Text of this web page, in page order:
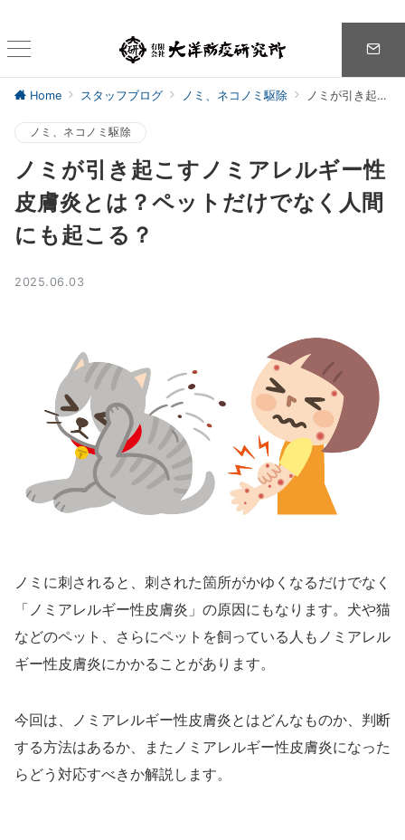
Home スタッフブログ ノミ、ネコノミ駆除 ノミが引き起こすノミアレルギー性皮膚炎とは？ペットだけでなく人間にも起こる？
ノミ、ネコノミ駆除
ノミが引き起こすノミアレルギー性
皮膚炎とは？ペットだけでなく人間
にも起こる？
2025.06.03
ノミに刺されると、刺された箇所がかゆくなるだけでなく
「ノミアレルギー性皮膚炎」の原因にもなります。犬や猫
などのペット、さらにペットを飼っている人もノミアレル
ギー性皮膚炎にかかることがあります。
今回は、ノミアレルギー性皮膚炎とはどんなものか、判断
する方法はあるか、またノミアレルギー性皮膚炎になった
らどう対応すべきか解説します。